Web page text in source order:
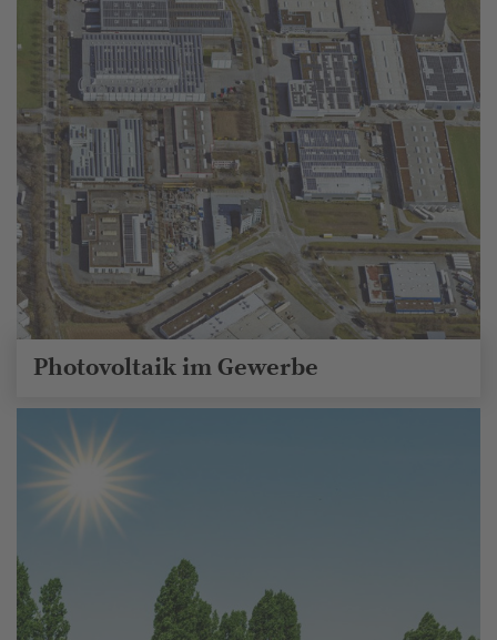
Photovoltaik im Gewerbe